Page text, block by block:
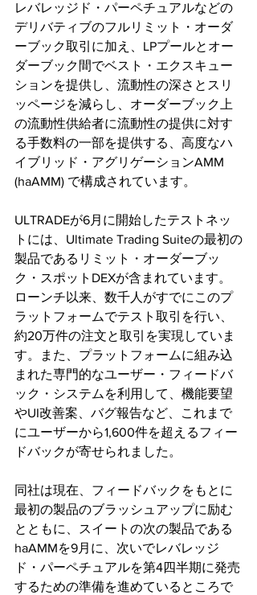
レバレッジド・パーペチュアルなどの
デリバティブのフルリミット・オーダ
ーブック取引に加え、LPプールとオー
ダーブック間でベスト・エクスキュー
ションを提供し、流動性の深さとスリ
ッページを減らし、オーダーブック上
の流動性供給者に流動性の提供に対す
る手数料の一部を提供する、高度なハ
イブリッド・アグリゲーションAMM
(haAMM) で構成されています。
ULTRADEが6月に開始したテストネッ
トには、Ultimate Trading Suiteの最初の
製品であるリミット・オーダーブッ
ク・スポットDEXが含まれています。
ローンチ以来、数千人がすでにこのプ
ラットフォームでテスト取引を行い、
約20万件の注文と取引を実現していま
す。また、プラットフォームに組み込
まれた専門的なユーザー・フィードバ
ック・システムを利用して、機能要望
やUI改善案、バグ報告など、これまで
にユーザーから1,600件を超えるフィー
ドバックが寄せられました。
同社は現在、フィードバックをもとに
最初の製品のブラッシュアップに励む
とともに、スイートの次の製品である
haAMMを9月に、次いでレバレッジ
ド・パーペチュアルを第4四半期に発売
するための準備を進めているところで